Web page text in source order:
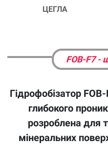
ЦЕГЛА
FOB-F7 -
Гідрофобізатор
глибокого
розроблена для
мінеральних